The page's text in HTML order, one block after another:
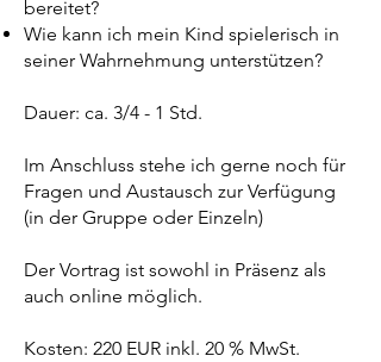
bereitet?
Wie kann ich mein Kind spielerisch in
seiner Wahrnehmung unterstützen?
Dauer: ca. 3/4 - 1 Std.
Im Anschluss stehe ich gerne noch für
Fragen und Austausch zur Verfügung
(in der Gruppe oder Einzeln)
Der Vortrag ist sowohl in Präsenz als
auch online möglich.
Kosten: 220 EUR inkl. 20 % MwSt.